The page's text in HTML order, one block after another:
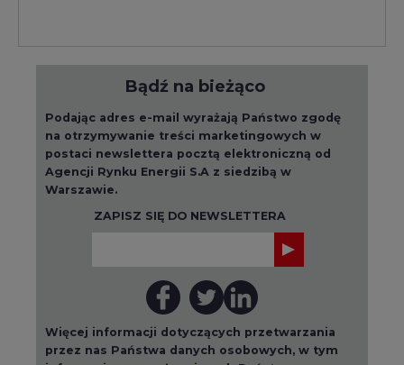
Bądź na bieżąco
Podając adres e-mail wyrażają Państwo zgodę
na otrzymywanie treści marketingowych w
postaci newslettera pocztą elektroniczną od
Agencji Rynku Energii S.A z siedzibą w
Warszawie.
ZAPISZ SIĘ DO NEWSLETTERA
Więcej informacji dotyczących przetwarzania
przez nas Państwa danych osobowych, w tym